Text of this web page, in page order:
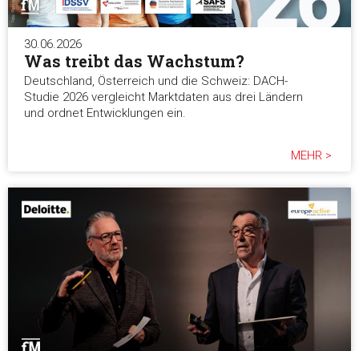
30.06.2026
Was treibt das Wachstum?
Deutschland, Österreich und die Schweiz: DACH-
Studie 2026 vergleicht Marktdaten aus drei Ländern
und ordnet Entwicklungen ein.
MEHR >